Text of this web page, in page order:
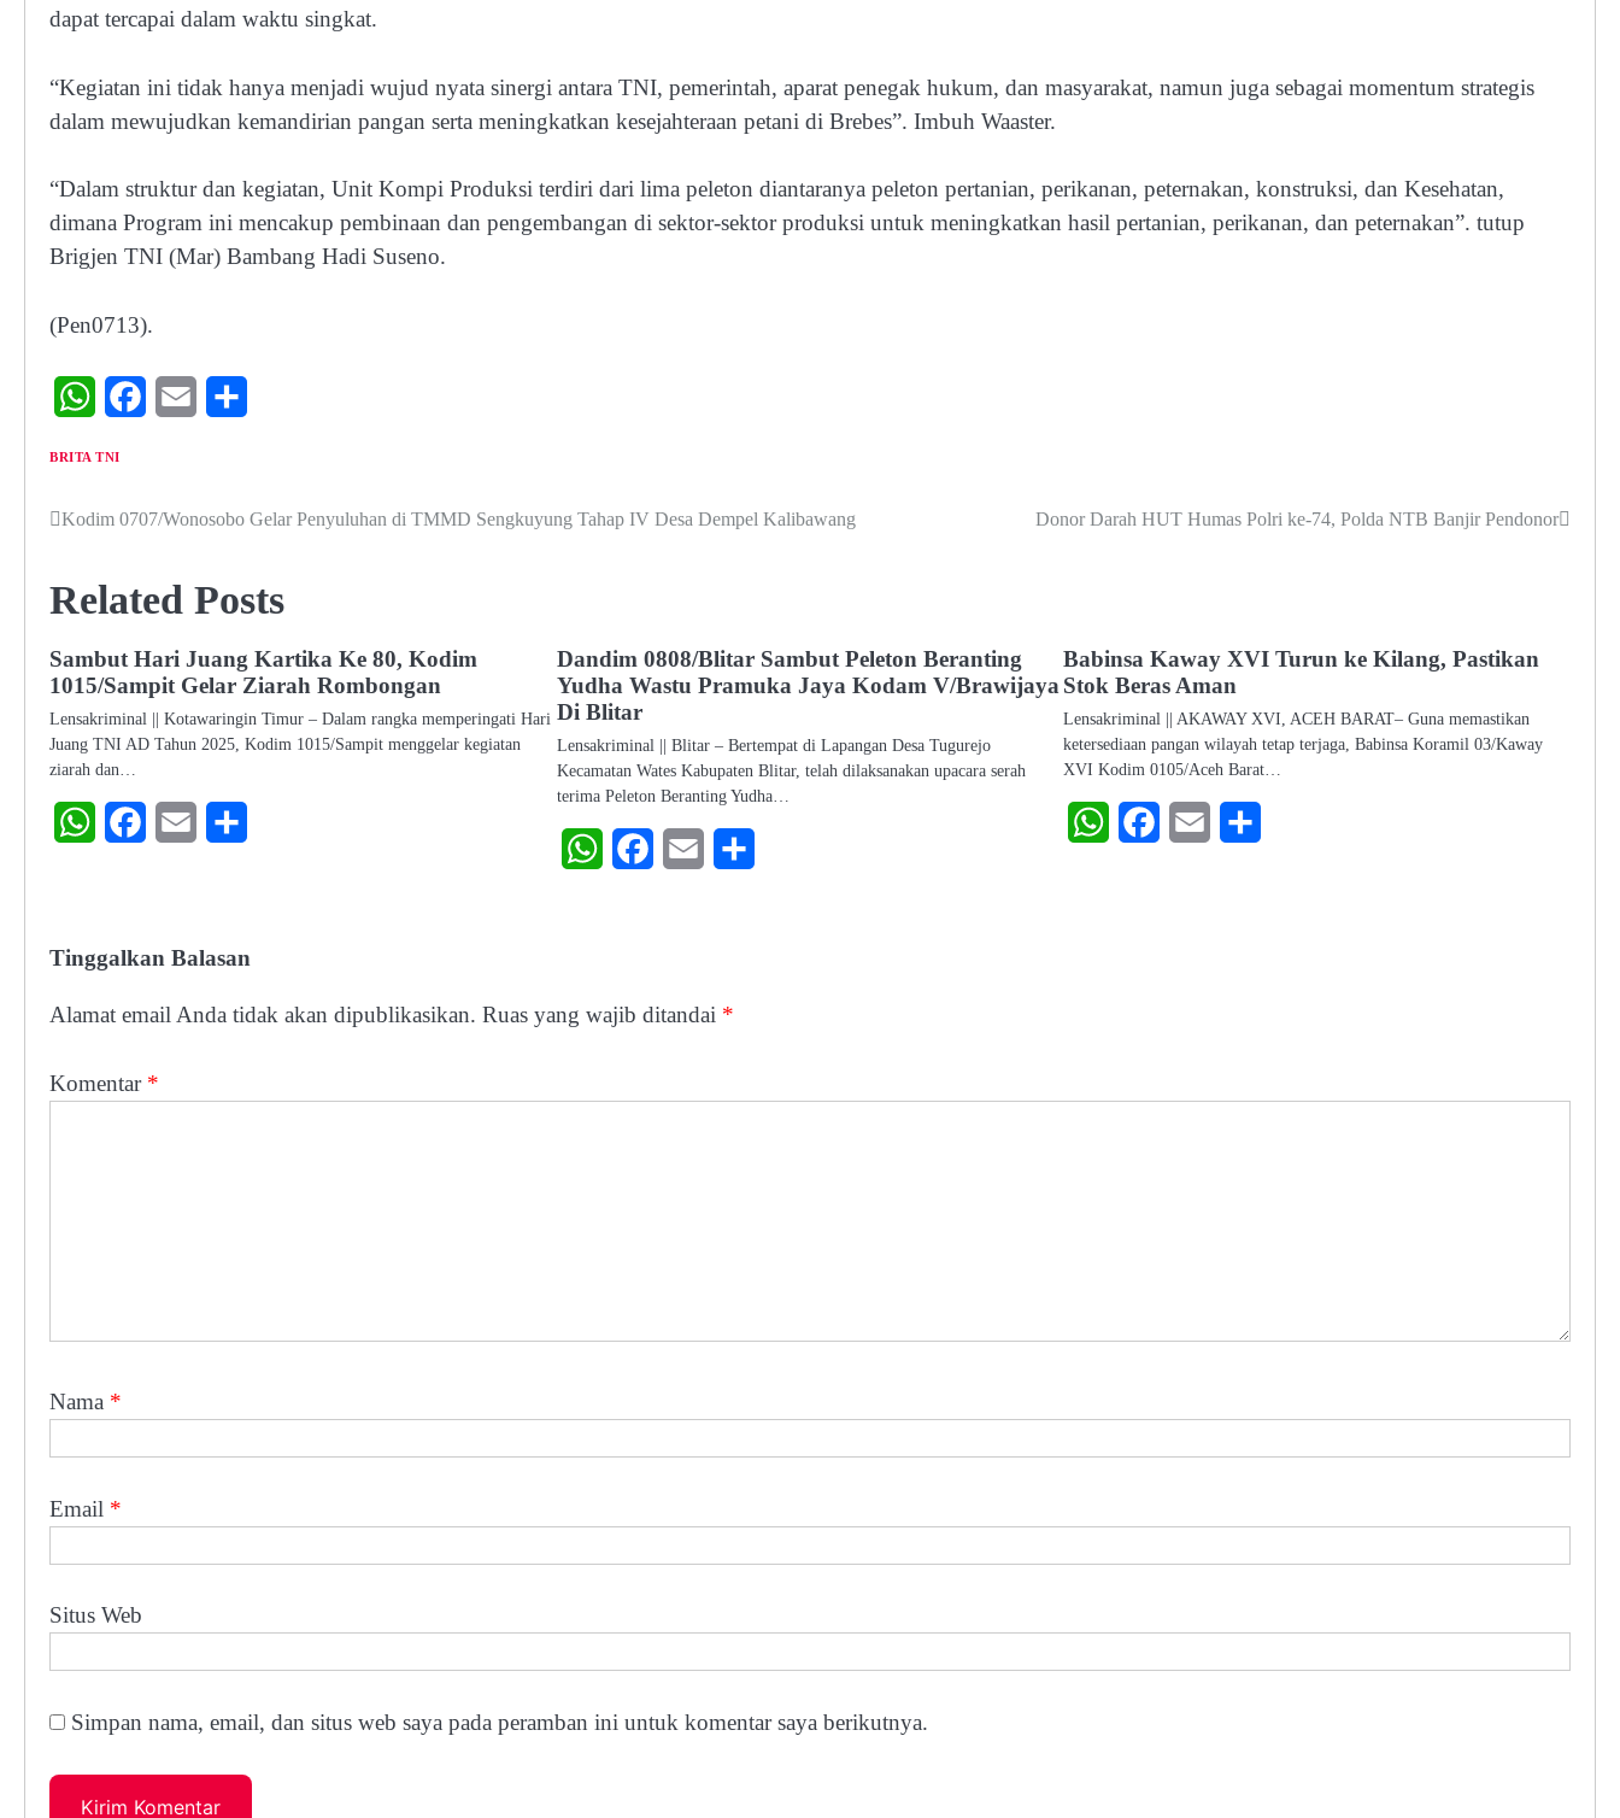
dapat tercapai dalam waktu singkat.
“Kegiatan ini tidak hanya menjadi wujud nyata sinergi antara TNI, pemerintah, aparat penegak hukum, dan masyarakat, namun juga sebagai momentum strategis
dalam mewujudkan kemandirian pangan serta meningkatkan kesejahteraan petani di Brebes”. Imbuh Waaster.
“Dalam struktur dan kegiatan, Unit Kompi Produksi terdiri dari lima peleton diantaranya peleton pertanian, perikanan, peternakan, konstruksi, dan Kesehatan,
dimana Program ini mencakup pembinaan dan pengembangan di sektor-sektor produksi untuk meningkatkan hasil pertanian, perikanan, dan peternakan”. tutup
Brigjen TNI (Mar) Bambang Hadi Suseno.
(Pen0713).
WhatsAppFacebookEmail
BRITA TNI
Navigasi
Kodim 0707/Wonosobo Gelar Penyuluhan di TMMD Sengkuyung Tahap IV Desa Dempel Kalibawang Donor Darah HUT Humas Polri ke-74, Polda NTB Banjir Pendonor
Related Posts
Sambut Hari Juang Kartika Ke 80, Kodim
1015/Sampit Gelar Ziarah Rombongan
Lensakriminal || Kotawaringin Timur – Dalam rangka memperingati Hari
Juang TNI AD Tahun 2025, Kodim 1015/Sampit menggelar kegiatan
ziarah dan…
WhatsAppFacebookEmail
Dandim 0808/Blitar Sambut Peleton Beranting
Yudha Wastu Pramuka Jaya Kodam V/Brawijaya
Di Blitar
Lensakriminal || Blitar – Bertempat di Lapangan Desa Tugurejo
Kecamatan Wates Kabupaten Blitar, telah dilaksanakan upacara serah
terima Peleton Beranting Yudha…
WhatsAppFacebookEmail
Babinsa Kaway XVI Turun ke Kilang, Pastikan
Stok Beras Aman
Lensakriminal || AKAWAY XVI, ACEH BARAT– Guna memastikan
ketersediaan pangan wilayah tetap terjaga, Babinsa Koramil 03/Kaway
XVI Kodim 0105/Aceh Barat…
WhatsAppFacebookEmail
Tinggalkan Balasan
Alamat email Anda tidak akan dipublikasikan. Ruas yang wajib ditandai *
Komentar *
Nama *
Email *
Situs Web
Simpan nama, email, dan situs web saya pada peramban ini untuk komentar saya berikutnya.